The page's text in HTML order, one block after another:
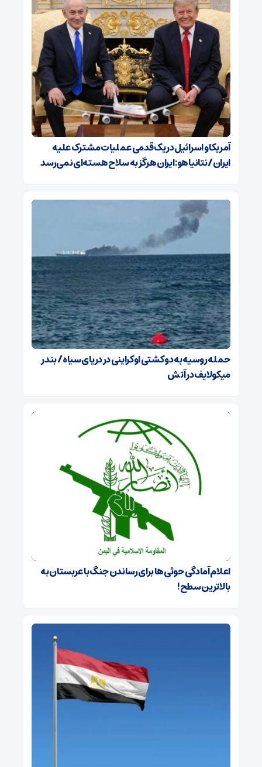
آمریکا و اسرائیل در یک قدمی عملیات مشترک علیه
ایران/ نتانیاهو: ایران هرگز به سلاح هسته‌ای نمی‌رسد
حمله روسیه به دو کشتی اوکراینی در دریای سیاه / بندر
میکولایف در آتش
اعلام آمادگی حوثی‌ها برای رساندن جنگ با عربستان به
بالاترین سطح!